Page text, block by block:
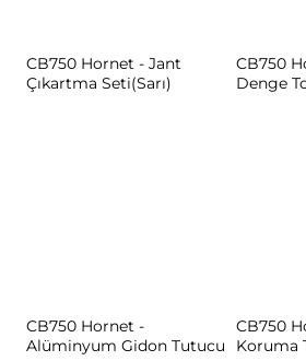
CB750 Hornet - Jant
Çıkartma Seti(Sarı)
CB750
Denge
CB750 Hornet -
Alüminyum Gidon Tutucu
CB750
Koruma